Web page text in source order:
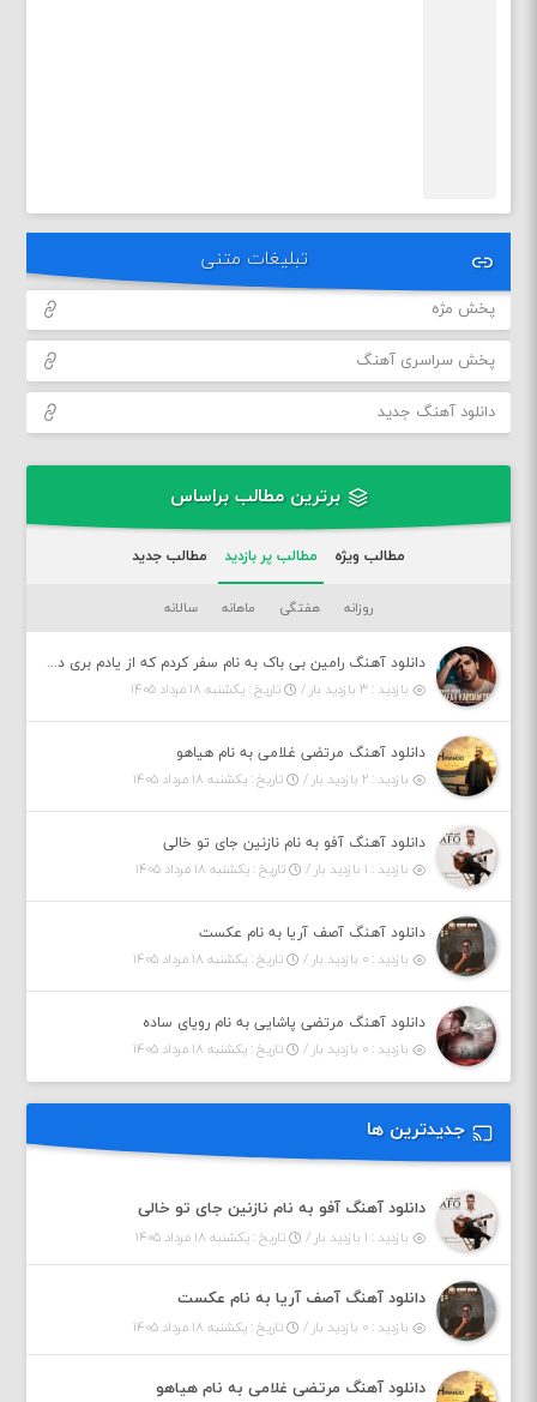
تبلیغات متنی
پخش مژه
پخش سراسری آهنگ
دانلود آهنگ جدید
برترین مطالب براساس
مطالب ویژه مطالب پر بازدید مطالب جدید
روزانه هفتگی ماهانه سالانه
دانلود آهنگ رامین بی باک به نام سفر کردم که از یادم بری دیدم نمیشه
بازدید : ۳ بازدید بار /
تاریخ : یکشنبه ۱۸ مرداد ۱۴۰۵
دانلود آهنگ مرتضی غلامی به نام هیاهو
بازدید : ۲ بازدید بار /
تاریخ : یکشنبه ۱۸ مرداد ۱۴۰۵
دانلود آهنگ آفو به نام نازنین جای تو خالی
بازدید : ۱ بازدید بار /
تاریخ : یکشنبه ۱۸ مرداد ۱۴۰۵
دانلود آهنگ آصف آریا به نام عکست
بازدید : ۰ بازدید بار /
تاریخ : یکشنبه ۱۸ مرداد ۱۴۰۵
دانلود آهنگ مرتضی پاشایی به نام رویای ساده
بازدید : ۰ بازدید بار /
تاریخ : یکشنبه ۱۸ مرداد ۱۴۰۵
جدیدترین ها
دانلود آهنگ آفو به نام نازنین جای تو خالی
بازدید : ۱ بازدید بار / تاریخ : یکشنبه ۱۸ مرداد ۱۴۰۵
دانلود آهنگ آصف آریا به نام عکست
بازدید : ۰ بازدید بار / تاریخ : یکشنبه ۱۸ مرداد ۱۴۰۵
دانلود آهنگ مرتضی غلامی به نام هیاهو